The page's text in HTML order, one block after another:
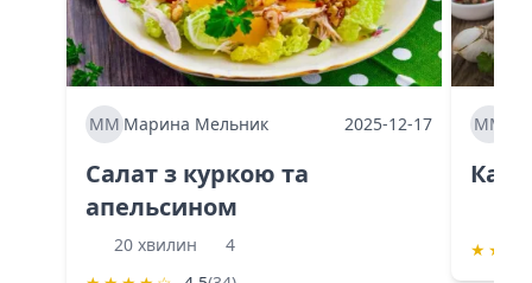
ММ Марина Мельник 2025-12-17
Салат з куркою та
апельсином
20 хвилин
4
ММ
★ ★